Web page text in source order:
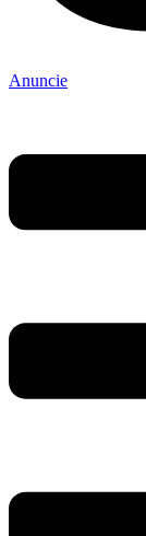
Anuncie